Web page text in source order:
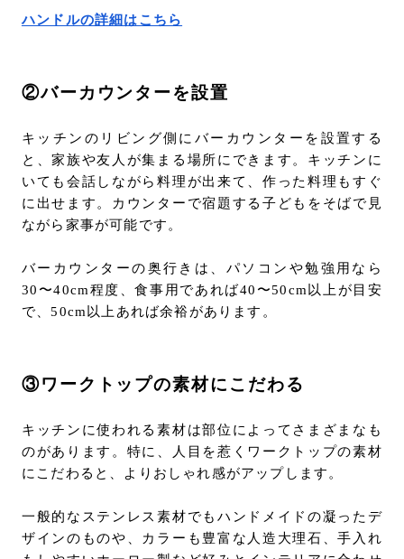
ハンドルの詳細はこちら
②バーカウンターを設置
キッチンのリビング側にバーカウンターを設置する
と、家族や友人が集まる場所にできます。キッチンに
いても会話しながら料理が出来て、作った料理もすぐ
に出せます。カウンターで宿題する子どもをそばで見
ながら家事が可能です。
バーカウンターの奥行きは、パソコンや勉強用なら
30〜40cm程度、食事用であれば40〜50cm以上が目安
で、50cm以上あれば余裕があります。
③ワークトップの素材にこだわる
キッチンに使われる素材は部位によってさまざまなも
のがあります。特に、人目を惹くワークトップの素材
にこだわると、よりおしゃれ感がアップします。
一般的なステンレス素材でもハンドメイドの凝ったデ
ザインのものや、カラーも豊富な人造大理石、手入れ